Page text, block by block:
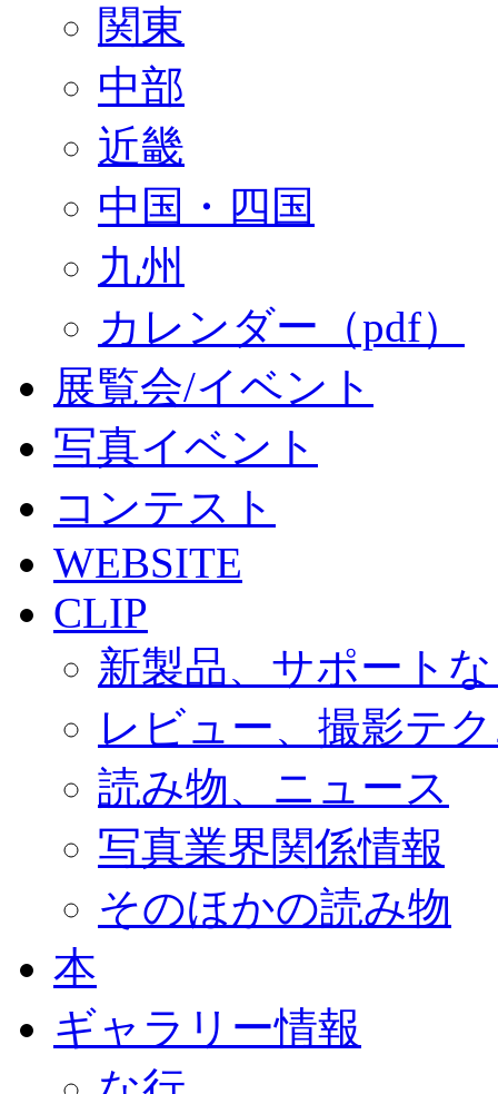
関東
中部
近畿
中国・四国
九州
カレンダー（pdf）
展覧会/イベント
写真イベント
コンテスト
WEBSITE
CLIP
新製品、サポート
レビュー、撮影テ
読み物、ニュース
写真業界関係情報
そのほかの読み物
本
ギャラリー情報